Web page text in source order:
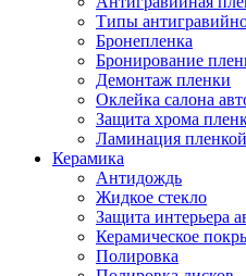
Типы
Бронепленка
Бронирование
Демонтаж пленки
Оклейка салона
Защита хрома
Ламинация пленкой
Керамика
Антидождь
Жидкое стекло
Защита интерьера
Керамическое
Полировка